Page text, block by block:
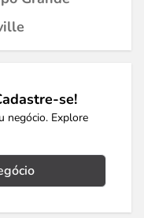
se!
negócio. Explore